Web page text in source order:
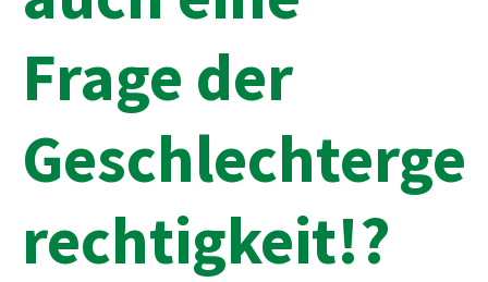
Frage der
Geschlechterge
rechtigkeit!?